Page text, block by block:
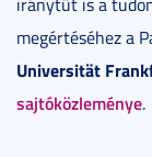
megértéséhez a
Universität
sajtóközleménye.